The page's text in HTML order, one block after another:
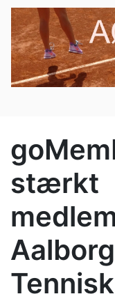
stærkt